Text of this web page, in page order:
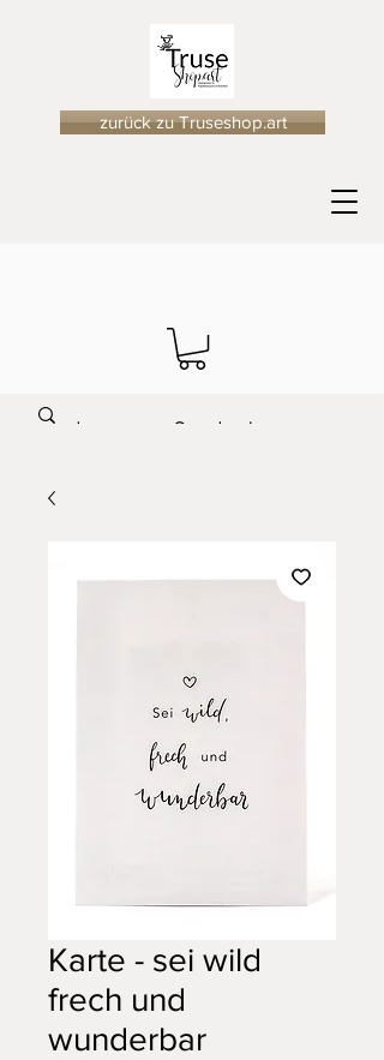
zurück zu Truseshop.art
Karte - sei wild
frech und
wunderbar